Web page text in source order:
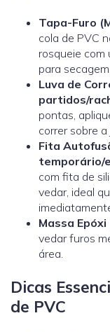
Tapa-Furo
cola de PVC
rosqueie com
para secagem.
Luva de
partidos/
pontas,
correr sobre a
Fita
temporário/
com fita de
vedar, ideal
Massa
vedar furos
área.
Dicas
de PVC